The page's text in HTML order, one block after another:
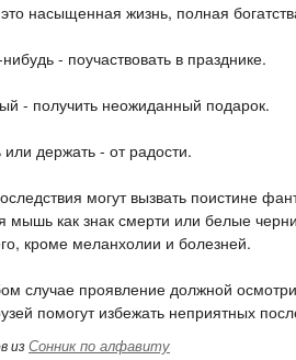
насыщенная жизнь, полная
- поучаствовать в празднике.
- получить неожиданный подарок.
держать - от радости.
могут вызвать поистине
мышь как знак смерти или белые
кроме меланхолии и болезней.
случае проявление должной
помогут избежать неприятных
изСонник по алфавиту